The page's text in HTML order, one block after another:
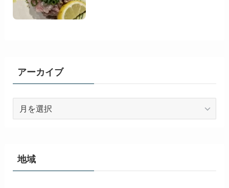
アーカイブ
ブ
地域